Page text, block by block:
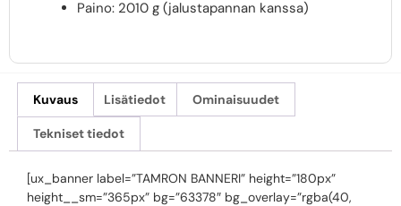
Paino: 2010 g (jalustapannan kanssa)
Kuvaus Lisätiedot Ominaisuudet
Tekniset tiedot
[ux_banner label=”TAMRON BANNERI” height=”180px”
height__sm=”365px” bg=”63378″ bg_overlay=”rgba(40,